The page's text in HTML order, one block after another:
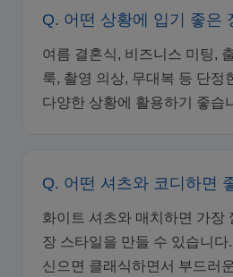
Q. 어떤 상황에 입기 좋은
여름 결혼식, 비즈니스 미팅,
룩, 촬영 의상, 무대복 등 단정
다양한 상황에 활용하기 좋습
Q. 어떤 셔츠와 코디하면
화이트 셔츠와 매치하면 가장
장 스타일을 만들 수 있습니다
신으면 클래식하면서 부드러